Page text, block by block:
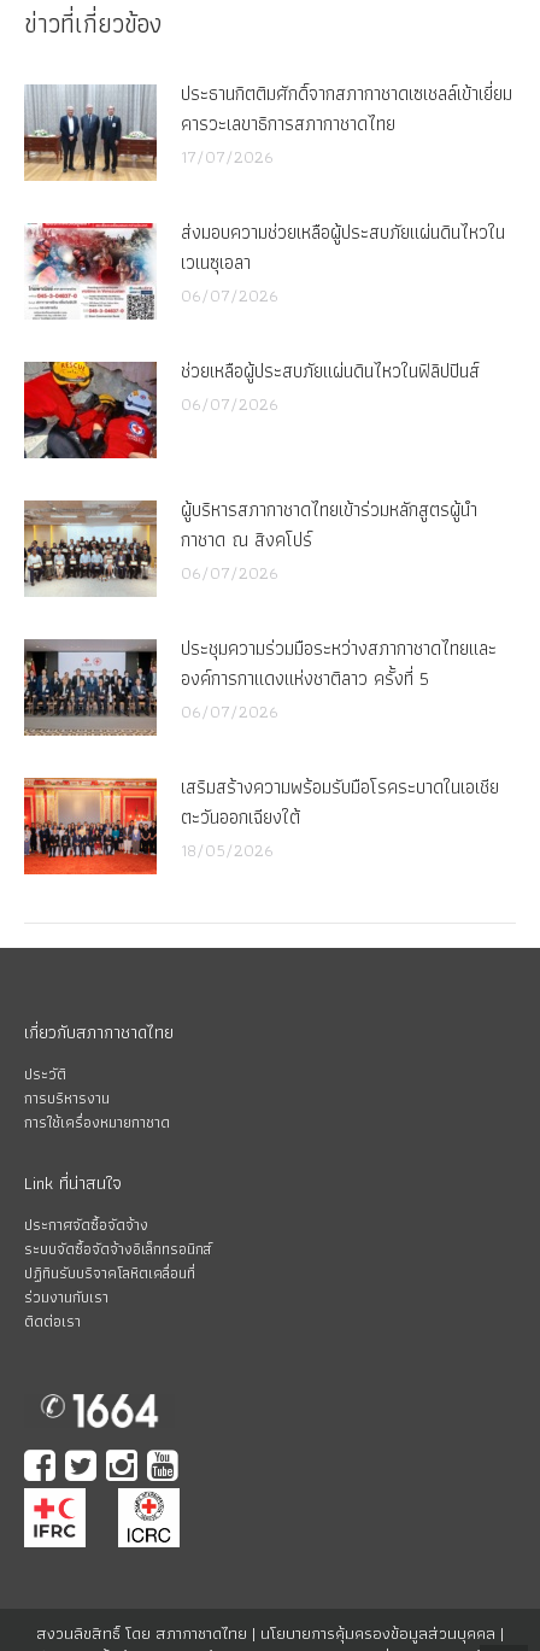
ข่าวที่เกี่ยวข้อง
ประธานกิตติมศักดิ์จากสภากาชาดเซเชลล์เข้าเยี่ยม
คารวะเลขาธิการสภากาชาดไทย
17/07/2026
ส่งมอบความช่วยเหลือผู้ประสบภัยแผ่นดินไหวใน
เวเนซุเอลา
06/07/2026
ช่วยเหลือผู้ประสบภัยแผ่นดินไหวในฟิลิปปินส์
06/07/2026
ผู้บริหารสภากาชาดไทยเข้าร่วมหลักสูตรผู้นำ
กาชาด ณ สิงคโปร์
06/07/2026
ประชุมความร่วมมือระหว่างสภากาชาดไทยและ
องค์การกาแดงแห่งชาติลาว ครั้งที่ 5
06/07/2026
เสริมสร้างความพร้อมรับมือโรคระบาดในเอเชีย
ตะวันออกเฉียงใต้
18/05/2026
เกี่ยวกับสภากาชาดไทย
ประวัติ
การบริหารงาน
การใช้เครื่องหมายกาชาด
Link ที่น่าสนใจ
ประกาศจัดซื้อจัดจ้าง
ระบบจัดซื้อจัดจ้างอิเล็กทรอนิกส์
ปฏิทินรับบริจาคโลหิตเคลื่อนที่
ร่วมงานกับเรา
ติดต่อเรา
สงวนลิขสิทธิ์ โดย สภากาชาดไทย | นโยบายการคุ้มครองข้อมูลส่วนบุคคล |